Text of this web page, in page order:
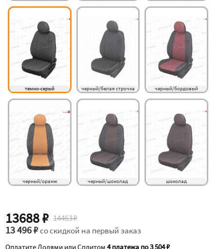
темно-серый черный/белая строчка черный/бордовый
черный/оранж черный/шоколад шоколад
13688 ₽ 14463 ₽
13 496 ₽со скидкой на первый заказ
Оплатите Долями или Сплитом4 платежа по 3 504 ₽